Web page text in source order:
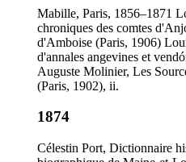
Mabille, Paris, 1856–1871
chroniques des comtes
d'Amboise (Paris, 1906)
d'annales angevines et
Auguste Molinier, Les
(Paris, 1902), ii.
1874
Célestin Port, Dictionnaire